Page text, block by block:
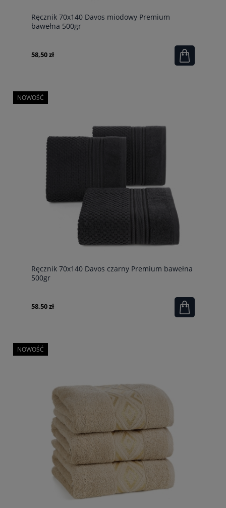
Ręcznik 70x140 Davos miodowy Premium
bawełna 500gr
58,50 zł
Ręcznik 70x140 Davos czarny Premium bawełna
500gr
58,50 zł
NOWOŚĆ
NOWOŚĆ